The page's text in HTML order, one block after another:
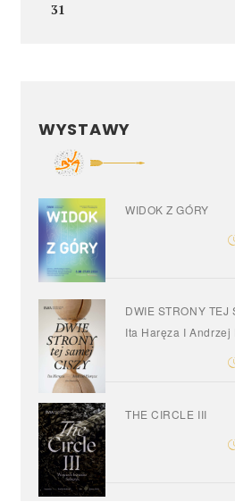
31
WYSTAWY
WIDOK Z GÓRY
DWIE STRONY TEJ
Ita Haręza I Andrzej
THE CIRCLE III